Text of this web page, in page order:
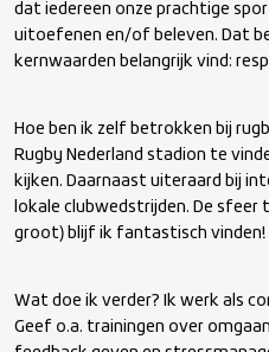
dat iedereen onze prachtige
uitoefenen en/of beleven. Dat
kernwaarden belangrijk vind:
Hoe ben ik zelf betrokken bij
Rugby Nederland stadion te
kijken. Daarnaast uiteraard bij
lokale clubwedstrijden. De
groot) blijf ik fantastisch vinden!
Wat doe ik verder? Ik werk als
Geef o.a. trainingen over